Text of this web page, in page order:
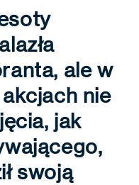
ale w
nie
jak
swoją